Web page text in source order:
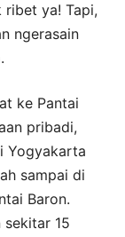
ya! Tapi,
ngerasain
ke Pantai
pribadi,
Yogyakarta
sampai di
Baron.
sekitar 15